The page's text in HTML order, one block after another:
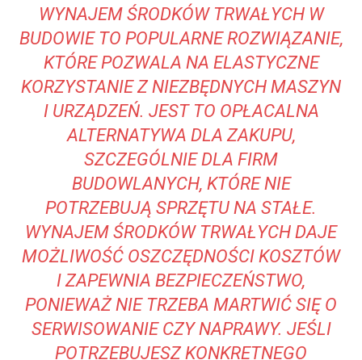
WYNAJEM ŚRODKÓW TRWAŁYCH W
BUDOWIE TO POPULARNE ROZWIĄZANIE,
KTÓRE POZWALA NA ELASTYCZNE
KORZYSTANIE Z NIEZBĘDNYCH MASZYN
I URZĄDZEŃ. JEST TO OPŁACALNA
ALTERNATYWA DLA ZAKUPU,
SZCZEGÓLNIE DLA FIRM
BUDOWLANYCH, KTÓRE NIE
POTRZEBUJĄ SPRZĘTU NA STAŁE.
WYNAJEM ŚRODKÓW TRWAŁYCH DAJE
MOŻLIWOŚĆ OSZCZĘDNOŚCI KOSZTÓW
I ZAPEWNIA BEZPIECZEŃSTWO,
PONIEWAŻ NIE TRZEBA MARTWIĆ SIĘ O
SERWISOWANIE CZY NAPRAWY. JEŚLI
POTRZEBUJESZ KONKRETNEGO